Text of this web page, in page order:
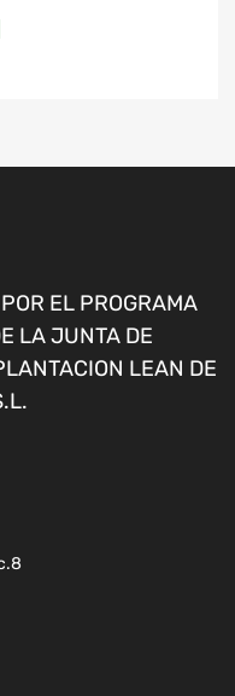
EL PROGRAMA
LA JUNTA DE
LEAN DE